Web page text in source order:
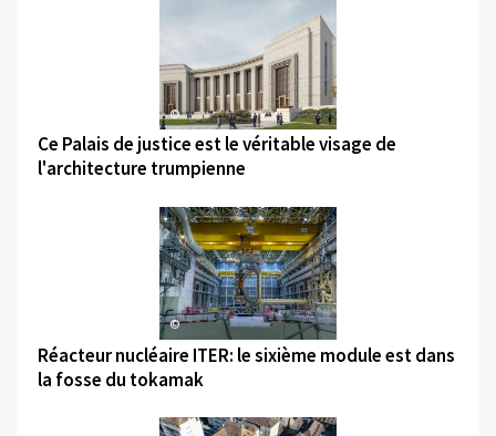
©
Ce Palais de justice est le véritable visage de
l'architecture trumpienne
©
Réacteur nucléaire ITER: le sixième module est dans
la fosse du tokamak